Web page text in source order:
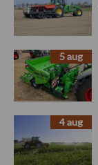
5 aug
4 aug